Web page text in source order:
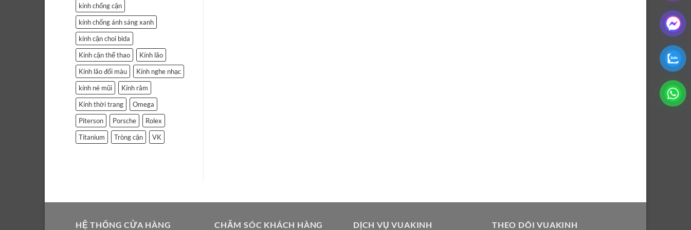
kính chống cận
kính chống ánh sáng xanh
kính cận choi bida
Kính cận thể thao
Kính lão
Kính lão đổi màu
Kính nghe nhạc
kính né mũi
Kính râm
Kính thời trang
Omega
Piterson
Porsche
Rolex
Titanium
Tròng cận VK
HỆ THỐNG CỬA HÀNG CHĂM SÓC KHÁCH HÀNG DỊCH VỤ VUAKINH THEO DÕI VUAKINH